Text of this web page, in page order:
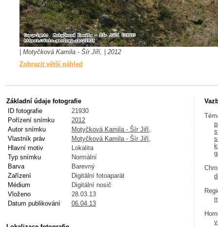
| Motyčková Kamila - Šír Jiří, | 2012
Zobrazit větší náhled
Základní údaje fotografie
ID fotografie
21930
Pořízení snímku
2012
Autor snímku
Motyčková Kamila - Šír Jiří,
Vlastník práv
Motyčková Kamila - Šír Jiří,
Hlavní motiv
Lokalita
Typ snímku
Normální
Barva
Barevný
Zařízení
Digitální fotoaparát
Médium
Digitální nosič
Vloženo
28.03.13
Datum publikování
06.04.13